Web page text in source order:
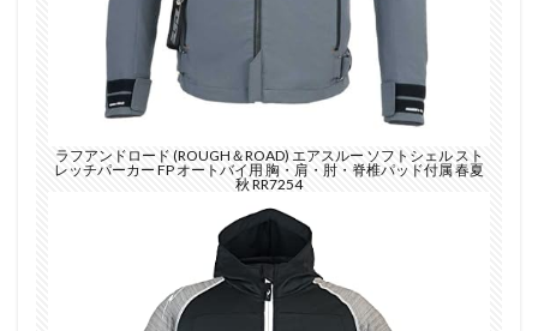
ラフアンドロード (ROUGH＆ROAD) エアスルー ソフトシェル スト
レッチパーカー FP オートバイ用 胸・肩・肘・脊椎パッド付属 春夏
秋 RR7254